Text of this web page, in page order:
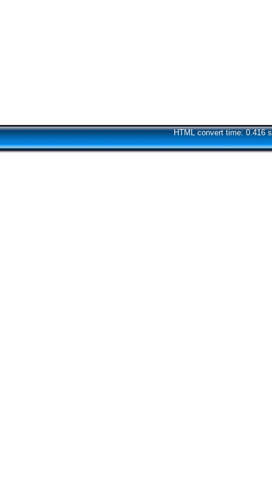
HTML convert time: 0.416